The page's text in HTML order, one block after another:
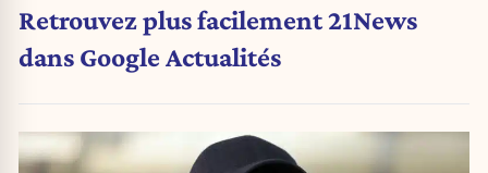
Retrouvez plus facilement 21News
dans Google Actualités